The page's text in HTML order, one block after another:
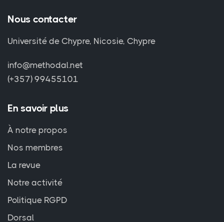
Nous contacter
Université de Chypre, Nicosie, Chypre
info@methodal.net
(+357) 99455101
En savoir plus
À notre propos
Nos membres
La revue
Notre activité
Politique RGPD
Dorsal